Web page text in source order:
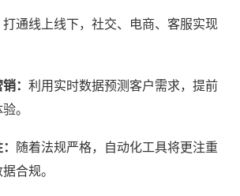
打通线上线下，社交、电商、客服实现
： 利用实时数据预测客户需求，提前
。
随着法规严格，自动化工具将更注重
合规。